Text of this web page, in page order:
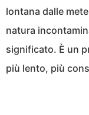
lontana dalle
natura
significato. È un
più lento, più